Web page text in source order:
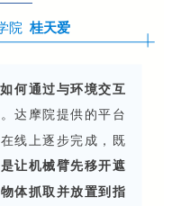
院桂天爱
何通过与环境交互
达摩院提供的平台
线上逐步完成，既
让机械臂先移开遮
体抓取并放置到指